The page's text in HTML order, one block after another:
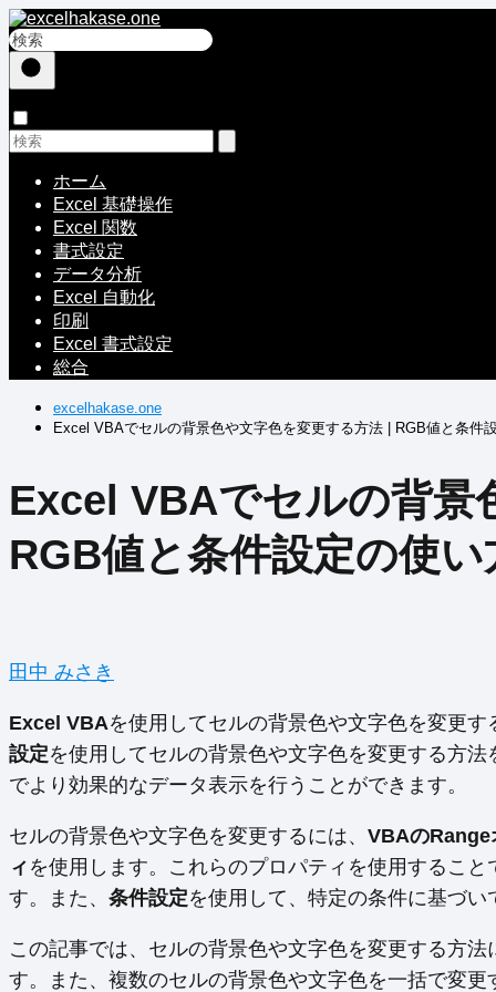
ホーム
Excel 基礎操作
Excel 関数
書式設定
データ分析
Excel 自動化
印刷
Excel 書式設定
総合
excelhakase.one
Excel VBAでセルの背景色や文字色を変更する方法 | RGB値と条件
Excel VBAでセルの背景
RGB値と条件設定の使い
田中 みさき
Excel VBAを使用してセルの背景色や文字色を変更す
設定を使用してセルの背景色や文字色を変更する方
でより効果的なデータ表示を行うことができます。
セルの背景色や文字色を変更するには、 VBAのRange
ィ を使用します。これらのプロパティを使用するこ
す。また、 条件設定を使用して、特定の条件に基づい
この記事では、セルの背景色や文字色を変更する方法
す。また、複数のセルの背景色や文字色を一括で変